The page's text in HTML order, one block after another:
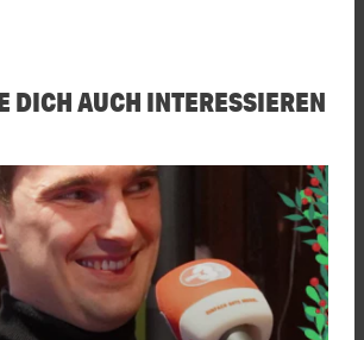
DICH AUCH INTERESSIEREN